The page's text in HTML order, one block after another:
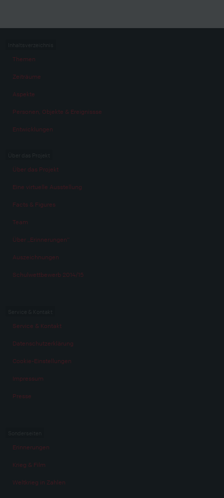
Themen
Zeiträume
Aspekte
Personen, Objekte & Ereignissse
Entwicklungen
Über das Projekt
Eine virtuelle Ausstellung
Facts & Figures
Team
Über „Erinnerungen“
Auszeichnungen
Schulwettbewerb 2014/15
Service & Kontakt
Datenschutzerklärung
Cookie-Einstellungen
Impressum
Presse
Erinnerungen
Krieg & Film
Weltkrieg in Zahlen